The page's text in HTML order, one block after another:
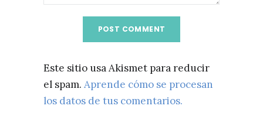
Este sitio usa Akismet para reducir
el spam. Aprende cómo se procesan
los datos de tus comentarios.